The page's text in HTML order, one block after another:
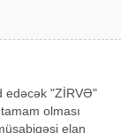
edəcək "ZİRVƏ"
olması
elan